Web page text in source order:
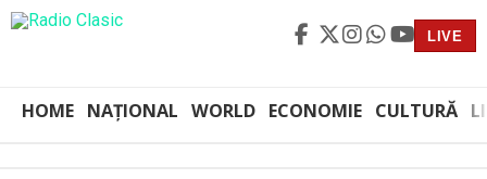
LIVE
HOME NAȚIONAL WORLD ECONOMIE CULTURĂ